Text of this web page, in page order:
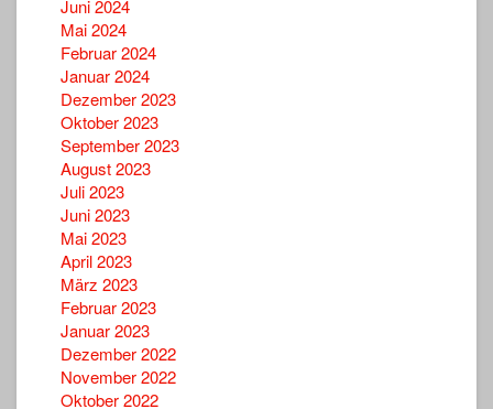
Juni 2024
Mai 2024
Februar 2024
Januar 2024
Dezember 2023
Oktober 2023
September 2023
August 2023
Juli 2023
Juni 2023
Mai 2023
April 2023
März 2023
Februar 2023
Januar 2023
Dezember 2022
November 2022
Oktober 2022